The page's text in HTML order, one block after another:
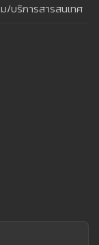
/บริการสารสนเทศ